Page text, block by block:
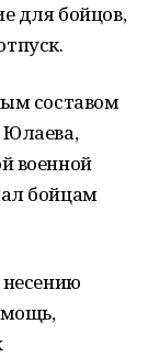
для бойцов,
составом
Юлаева,
военной
бойцам
несению